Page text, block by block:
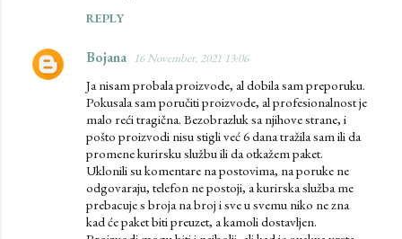
REPLY
Bojana 16 November, 2021 13:06
Ja nisam probala proizvode, al dobila sam preporuku.
Pokusala sam poručiti proizvode, al profesionalnost je
malo reći tragična. Bezobrazluk sa njihove strane, i
pošto proizvodi nisu stigli već 6 dana tražila sam ili da
promene kurirsku službu ili da otkažem paket.
Uklonili su komentare na postovima, na poruke ne
odgovaraju, telefon ne postoji, a kurirska služba me
prebacuje s broja na broj i sve u svemu niko ne zna
kad će paket biti preuzet, a kamoli dostavljen.